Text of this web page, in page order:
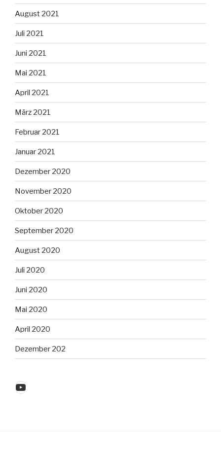
August 2021
Juli 2021
Juni 2021
Mai 2021
April 2021
März 2021
Februar 2021
Januar 2021
Dezember 2020
November 2020
Oktober 2020
September 2020
August 2020
Juli 2020
Juni 2020
Mai 2020
April 2020
Dezember 202
YouTube